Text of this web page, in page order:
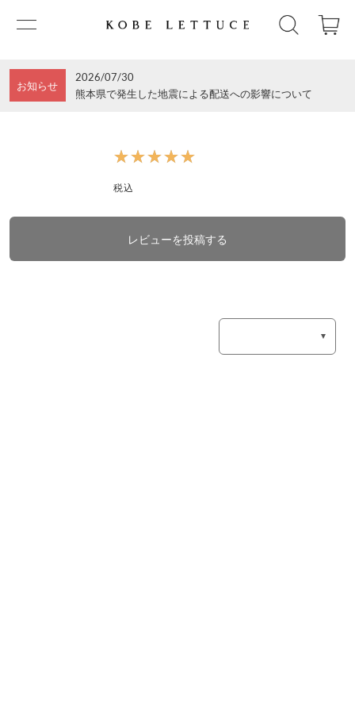
お知らせ
2026/07/30
熊本県で発生した地震による配送への影響について
★★★★★
★★★★★
税込
レビューを投稿する